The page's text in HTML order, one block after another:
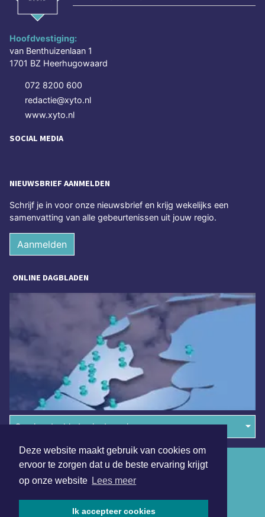
Deze website maakt gebruik van cookies om
ervoor te zorgen dat u de beste ervaring krijgt
op onze website Lees meer
Ik accepteer cookies
Hoofdvestiging:
van Benthuizenlaan 1
1701 BZ Heerhugowaard
072 8200 600
redactie@xyto.nl
www.xyto.nl
SOCIAL MEDIA
NIEUWSBRIEF AANMELDEN
Schrijf je in voor onze nieuwsbrief en krijg wekelijks een
samenvatting van alle gebeurtenissen uit jouw regio.
Aanmelden
ONLINE DAGBLADEN
Overige dagbladen in de regio
Algemene voorwaarden
Disclaimer